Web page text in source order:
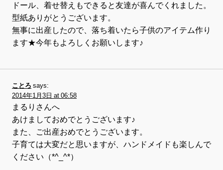
ドール、着せ替えもできると友達が喜んでくれました。
型紙ありがとうございます。
無事に出産したので、落ち着いたら子供のアイテム作り
ます★今年もよろしくお願いします♪
ことろ says:
2014年1月3日 at 06:58
まるりさんへ
あけましておめでとうございます♪
また、ご出産おめでとうございます。
子育ては大変だと思いますが、ハンドメイドも楽しんで
ください（*^_^*）